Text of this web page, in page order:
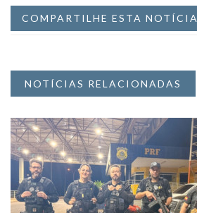
COMPARTILHE ESTA NOTÍCIA
NOTÍCIAS RELACIONADAS